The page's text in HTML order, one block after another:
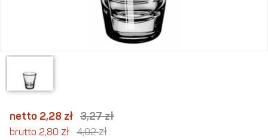
netto 2,28 zł 3,27zł
brutto 2,80 zł 4,02zł